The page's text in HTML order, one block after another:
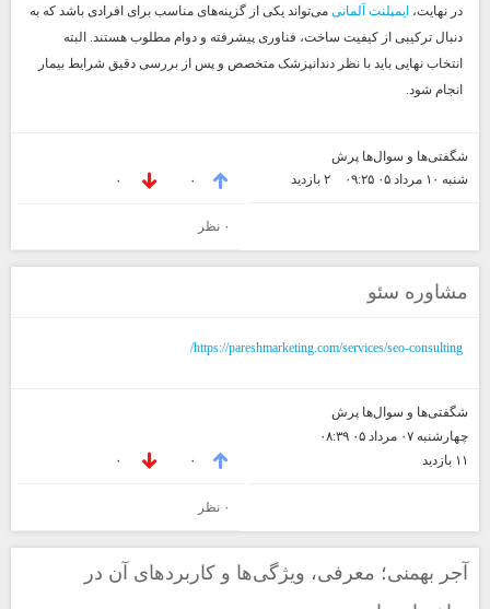
در نهایت، ایمپلنت آلمانی می‌تواند یکی از گزینه‌های مناسب برای افرادی باشد که به
دنبال ترکیبی از کیفیت ساخت، فناوری پیشرفته و دوام مطلوب هستند. البته
انتخاب نهایی باید با نظر دندانپزشک متخصص و پس از بررسی دقیق شرایط بیمار
انجام شود.
شگفتی‌ها و سوال‌ها پرش
شنبه ۱۰ مرداد ۰۵ ۰۹:۲۵
۲ بازديد ۰ ۰
۰ نظر
مشاوره سئو
https://pareshmarketing.com/services/seo-consulting/
شگفتی‌ها و سوال‌ها پرش
چهارشنبه ۰۷ مرداد ۰۵ ۰۸:۳۹
۱۱ بازديد
۰ ۰
۰ نظر
آجر بهمنی؛ معرفی، ویژگی‌ها و کاربردهای آن در